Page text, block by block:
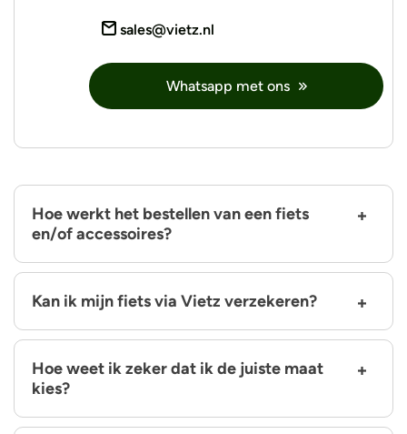
sales@vietz.nl
Whatsapp met ons
Hoe werkt het bestellen van een fiets
en/of accessoires?
Kan ik mijn fiets via Vietz verzekeren?
Hoe weet ik zeker dat ik de juiste maat
kies?